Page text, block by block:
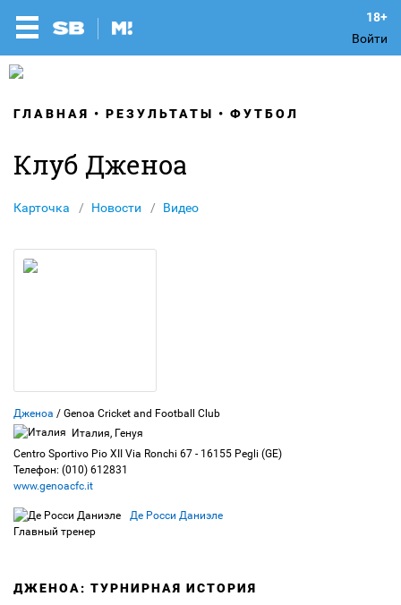
Войти
ГЛАВНАЯ РЕЗУЛЬТАТЫ ФУТБОЛ
Клуб Дженоа
Карточка Новости Видео
Дженоа / Genoa Cricket and Football Club
Италия, Генуя
Centro Sportivo Pio XII Via Ronchi 67 - 16155 Pegli (GE)
Телефон: (010) 612831
www.genoacfc.it
Де Росси Даниэле
Главный тренер
ДЖЕНОА: ТУРНИРНАЯ ИСТОРИЯ